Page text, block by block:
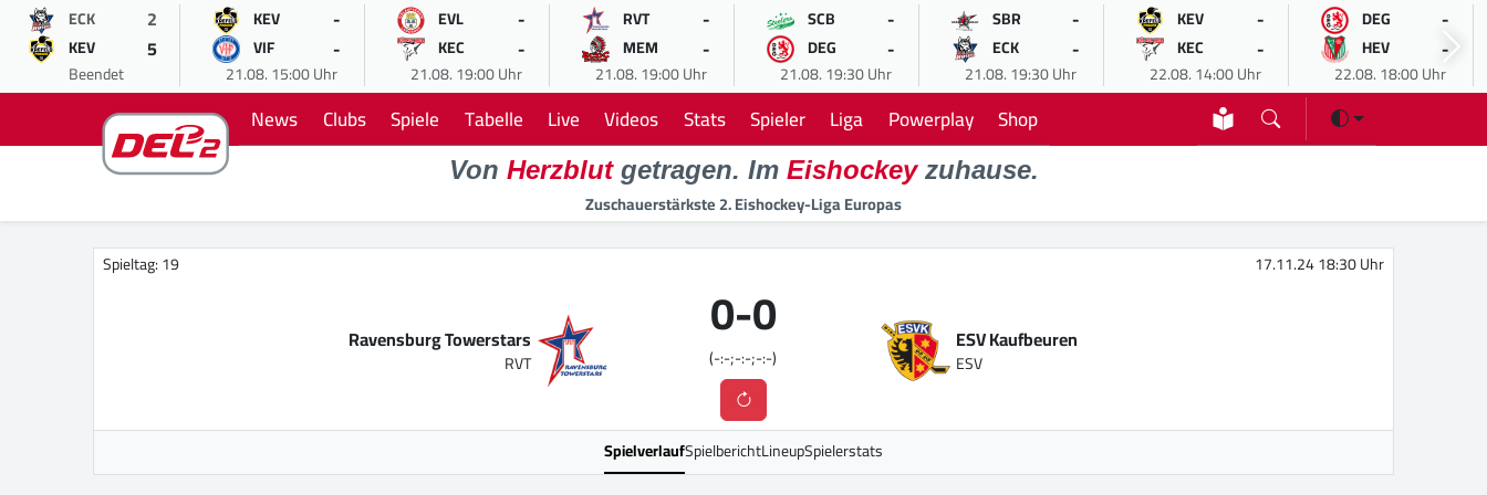
ECK 2
KEV 5
Beendet
KEV -
VIF -
21.08. 15:00 Uhr
EVL -
KEC -
21.08. 19:00 Uhr
RVT -
MEM -
21.08. 19:00 Uhr
SCB -
DEG -
21.08. 19:30 Uhr
SBR -
ECK -
21.08. 19:30 Uhr
KEV -
KEC -
22.08. 14:00 Uhr
DEG -
HEV -
22.08. 18:00 Uhr
News Clubs Spiele Tabelle Live Videos Stats Spieler Liga Powerplay Shop
Von Herzblutgetragen. Im Eishockeyzuhause.
Zuschauerstärkste 2. Eishockey-Liga Europas
Spieltag: 19 17.11.24 18:30 Uhr
Ravensburg Towerstars
RVT
0-0
(-:-;-:-;-:-)
ESV Kaufbeuren
ESV
SpielverlaufSpielberichtLineupSpielerstats